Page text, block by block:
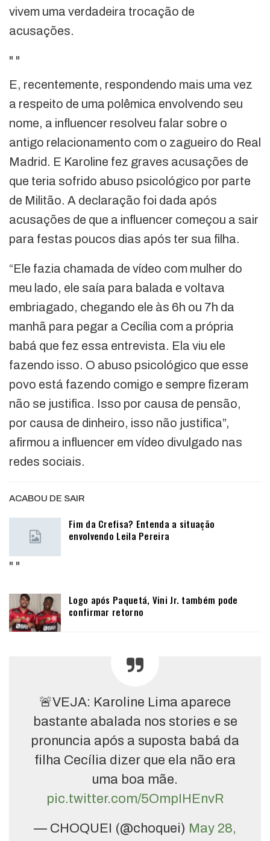
vivem uma verdadeira trocação de
acusações.
" "
E, recentemente, respondendo mais uma vez
a respeito de uma polêmica envolvendo seu
nome, a influencer resolveu falar sobre o
antigo relacionamento com o zagueiro do Real
Madrid. E Karoline fez graves acusações de
que teria sofrido abuso psicológico por parte
de Militão. A declaração foi dada após
acusações de que a influencer começou a sair
para festas poucos dias após ter sua filha.
“Ele fazia chamada de vídeo com mulher do
meu lado, ele saía para balada e voltava
embriagado, chegando ele às 6h ou 7h da
manhã para pegar a Cecília com a própria
babá que fez essa entrevista. Ela viu ele
fazendo isso. O abuso psicológico que esse
povo está fazendo comigo e sempre fizeram
não se justifica. Isso por causa de pensão,
por causa de dinheiro, isso não justifica”,
afirmou a influencer em vídeo divulgado nas
redes sociais.
ACABOU DE SAIR
Fim da Crefisa? Entenda a situação
envolvendo Leila Pereira
" "
Logo após Paquetá, Vini Jr. também pode
confirmar retorno
🚨VEJA: Karoline Lima aparece
bastante abalada nos stories e se
pronuncia após a suposta babá da
filha Cecília dizer que ela não era
uma boa mãe.
pic.twitter.com/5OmpIHEnvR
— CHOQUEI (@choquei) May 28,